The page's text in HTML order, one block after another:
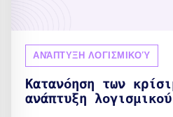
ΑΝΆΠΤΥΞΗ ΛΟΓΙΣΜΙΚΟΎ
Κατανόηση των
ανάπτυξη λογισμικού